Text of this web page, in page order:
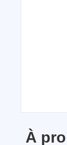
À